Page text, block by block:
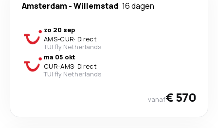
Amsterdam -Willemstad 16 dagen
zo 20 sep
AMS-CUR· Direct
TUI fly Netherlands
ma 05 okt
CUR-AMS· Direct
TUI fly Netherlands
vanaf€ 570